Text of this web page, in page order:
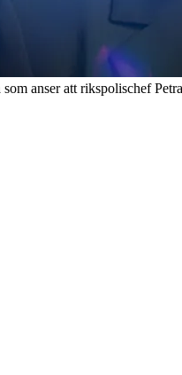
anser att rikspolischef